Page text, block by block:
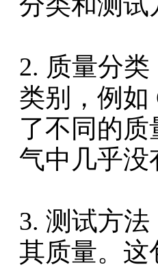
2. 质量分
类别，例如
了不同的质
气中几乎没
3. 测试方
其质量。这